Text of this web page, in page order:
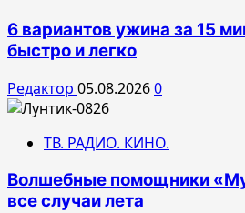
6 вариантов ужина за 15
быстро и легко
Редактор 05.08.20260
ТВ. РАДИО. КИНО.
Волшебные помощники
все случаи лета